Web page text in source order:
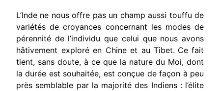
L’Inde ne nous offre pas un champ aussi touffu de
variétés de croyances concernant les modes de
pérennité de l’individu que celui que nous avons
hâtivement exploré en Chine et au Tibet. Ce fait
tient, sans doute, à ce que la nature du Moi, dont
la durée est souhaitée, est conçue de façon à peu
près semblable par la majorité des Indiens : l’élite